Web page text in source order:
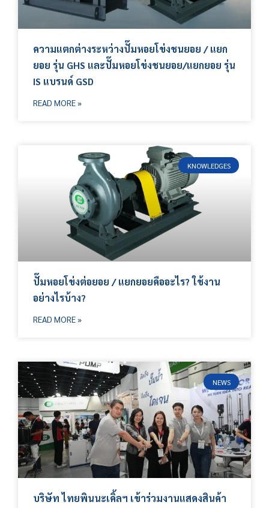
ความแตกต่างระหว่างปั๊มหอยโข่งชนยอย / แยก
ยอย รุ่น GHS และปั๊มหอยโข่งชนยอย/แยกยอย รุ่น
IS แบรนด์ GSD
READ MORE »
KNOWLEDGES
ปั๊มหอยโข่งต่อยอย / แยกยอยคืออะไร? ใช้งาน
อย่างไรบ้าง?
READ MORE »
NEWS
บริษัท ไทยพินนะเคิ้ลฯ เข้าร่วมงานแสดงสินค้า